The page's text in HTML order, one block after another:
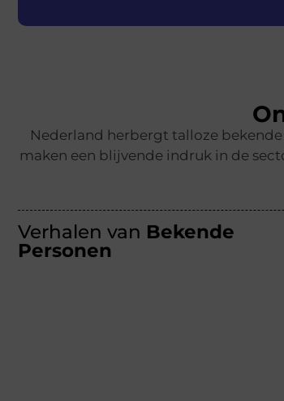
Nederland herbergt talloze
maken een blijvende indruk in de
Verhalen van Bekende
Personen